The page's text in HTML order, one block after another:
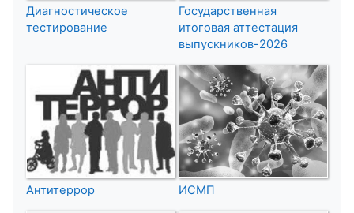
Диагностическое
тестирование
Государственная
итоговая аттестация
выпускников-2026
Антитеррор ИСМП